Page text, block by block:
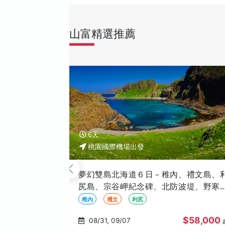
山富精選推薦
5天
桃園國際機場出發
北海道紅葉物語５日-紅葉奇蹟谷、神居
潭、黑岳纜車、掃帚草、銀杏隧道、旭
動物園、福原山莊、十勝牧場、冰的美
銀杏隧道 黑岳纜車
$34,000